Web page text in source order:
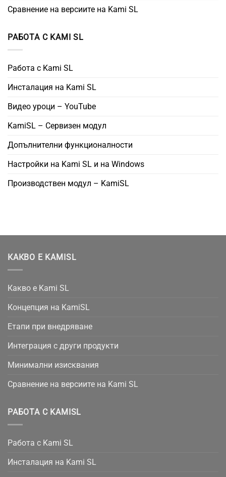
Сравнение на версиите на Kami SL
РАБОТА С KAMI SL
Работа с Kami SL
Инсталация на Kami SL
Видео уроци – YouTube
KamiSL – Сервизен модул
Допълнителни функционалности
Настройки на Kami SL и на Windows
Производствен модул – KamiSL
КАКВО Е KAMISL
Какво е Kami SL
Концепция на KamiSL
Етапи при внедряване
Интеграция с други продукти
Минимални изисквания
Сравнение на версиите на Kami SL
РАБОТА С KAMISL
Работа с Kami SL
Инсталация на Kami SL